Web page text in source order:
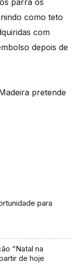
parra os
como teto
com
depois de
pretende
para
“Natal na
de hoje